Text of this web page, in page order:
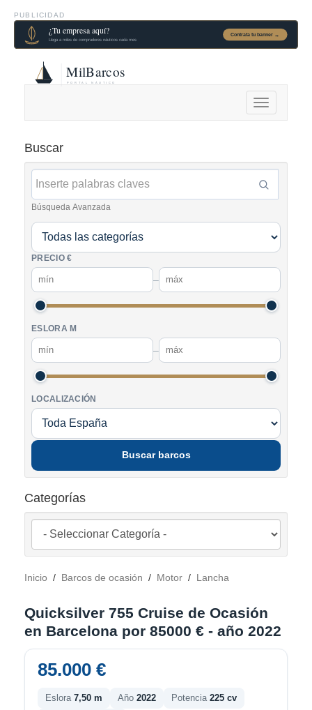
PUBLICIDAD
Alternar
navegación
Buscar
Búsqueda Avanzada
PRECIO €
–
ESLORA M
–
LOCALIZACIÓN
Buscar barcos
Categorías
Inicio / Barcos de ocasión / Motor / Lancha
Quicksilver 755 Cruise de Ocasión
en Barcelona por 85000 € - año 2022
85.000 €
Eslora 7,50 m Año 2022 Potencia 225 cv